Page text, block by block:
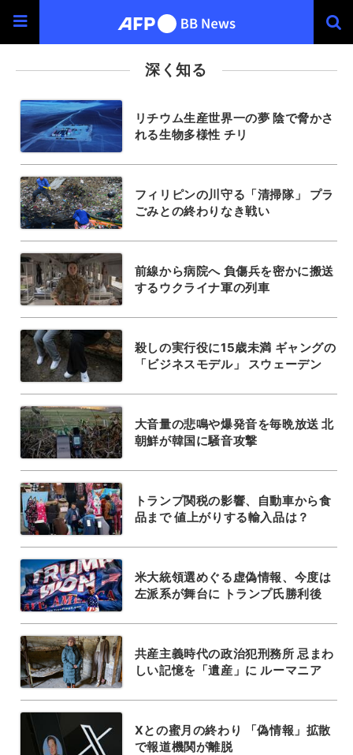
深く知る
リチウム生産世界一の夢 陰で脅かさ
れる生物多様性 チリ
フィリピンの川守る「清掃隊」 プラ
ごみとの終わりなき戦い
前線から病院へ 負傷兵を密かに搬送
するウクライナ軍の列車
殺しの実行役に15歳未満 ギャングの
「ビジネスモデル」 スウェーデン
大音量の悲鳴や爆発音を毎晩放送 北
朝鮮が韓国に騒音攻撃
トランプ関税の影響、自動車から食
品まで 値上がりする輸入品は？
米大統領選めぐる虚偽情報、今度は
左派系が舞台に トランプ氏勝利後
共産主義時代の政治犯刑務所 忌まわ
しい記憶を「遺産」に ルーマニア
Xとの蜜月の終わり 「偽情報」拡散
で報道機関が離脱